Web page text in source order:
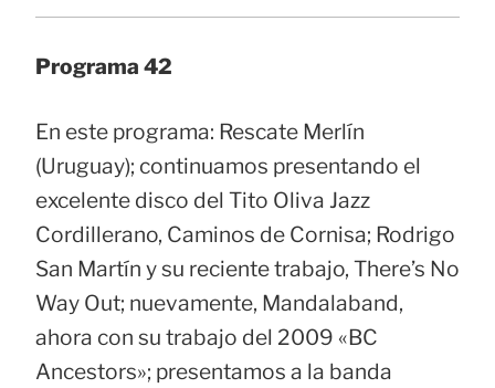
Programa 42
En este programa: Rescate Merlín
(Uruguay); continuamos presentando el
excelente disco del Tito Oliva Jazz
Cordillerano, Caminos de Cornisa; Rodrigo
San Martín y su reciente trabajo, There’s No
Way Out; nuevamente, Mandalaband,
ahora con su trabajo del 2009 «BC
Ancestors»; presentamos a la banda